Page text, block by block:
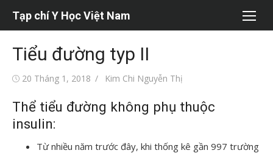
Tạp chí Y Học Việt Nam
Tiểu đường typ II
Đăng20 Tháng 1, 2018
Tác
Kim Chi Nguyễn Thị
Thể tiểu đường không phụ thuộc
insulin:
Từ nhiều năm trước đây, khi thống kê gần 997 trường